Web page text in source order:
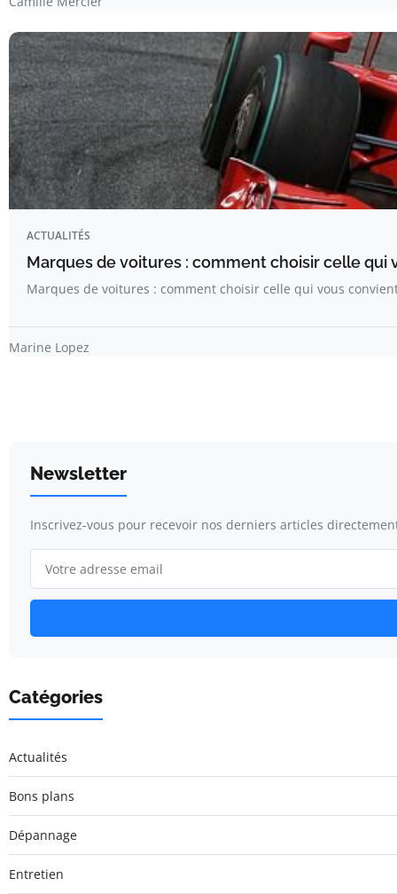
ACTUALITÉS
Marques de voitures : comment choisir celle qui
Marques de voitures : comment choisir celle qui vous
Marine Lopez
Newsletter
Inscrivez-vous pour recevoir nos derniers articles
Catégories
Actualités
Bons plans
Dépannage
Entretien